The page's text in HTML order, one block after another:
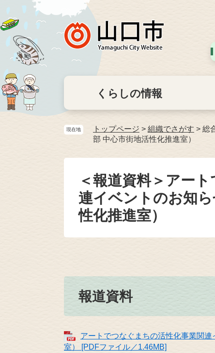
くらしの情報
現在地 トップページ > 組織でさがす > 総
部 中心市街地活性化推進室）
＜報道資料＞アー
連イベントのお知
性化推進室）
報道資料
アートでつなぐまちの活性化事業関
室） [PDFファイル／1.46MB]